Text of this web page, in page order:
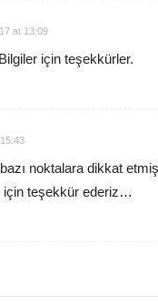
at 13:09
için teşekkürler.
noktalara dikkat
için teşekkür ederiz…